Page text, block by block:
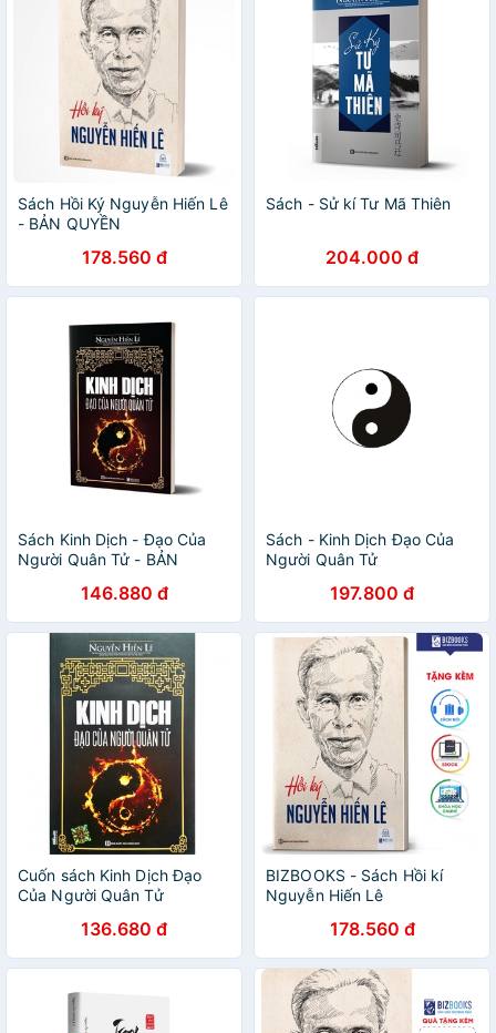
Sách Hồi Ký Nguyễn Hiến Lê
- BẢN QUYỀN
178.560 đ
Sách - Sử kí Tư Mã Thiên
204.000 đ
Sách Kinh Dịch - Đạo Của
Người Quân Tử - BẢN
146.880 đ
Sách - Kinh Dịch Đạo Của
Người Quân Tử
197.800 đ
Cuốn sách Kinh Dịch Đạo
Của Người Quân Tử
136.680 đ
BIZBOOKS - Sách Hồi kí
Nguyễn Hiến Lê
178.560 đ